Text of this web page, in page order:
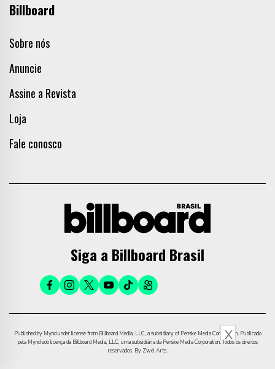
Billboard
Sobre nós
Anuncie
Assine a Revista
Loja
Fale conosco
Siga a Billboard Brasil
Published by Mynd under license from Billboard Media, LLC, a subsidiary of Penske Media Corporation. Publicado
pela Mynd sob licença da Billboard Media, LLC, uma subsidiária da Penske Media Corporation. Todos os direitos
reservados. By Zwei Arts.
X